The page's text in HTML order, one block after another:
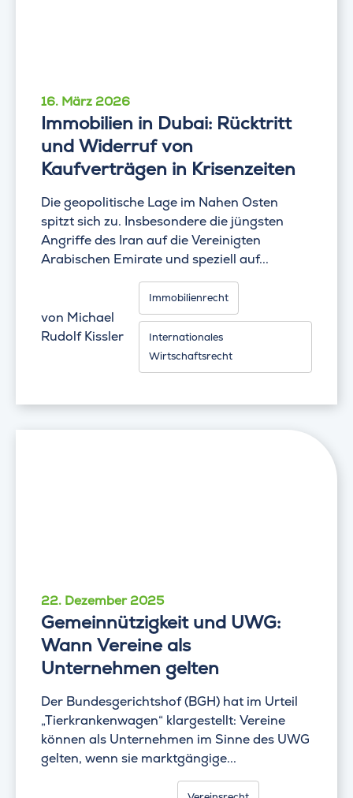
16. März 2026
Immobilien in Dubai: Rücktritt
und Widerruf von
Kaufverträgen in Krisenzeiten
Die geopolitische Lage im Nahen Osten
spitzt sich zu. Insbesondere die jüngsten
Angriffe des Iran auf die Vereinigten
Arabischen Emirate und speziell auf...
von Michael
Rudolf Kissler
Immobilienrecht
Internationales
Wirtschaftsrecht
22. Dezember 2025
Gemeinnützigkeit und UWG:
Wann Vereine als
Unternehmen gelten
Der Bundesgerichtshof (BGH) hat im Urteil
„Tierkrankenwagen“ klargestellt: Vereine
können als Unternehmen im Sinne des UWG
gelten, wenn sie marktgängige...